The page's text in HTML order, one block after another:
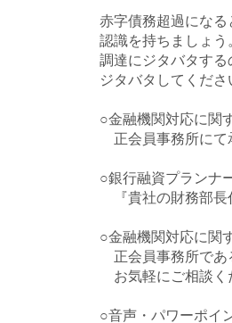
赤字債務超過になる
認識を持ちましょ
調達にジタバタする
ジタバタしてくださ
○金融機関対応に関
正会員事務所にて
○銀行融資プランナ
『貴社の財務部長
○金融機関対応に関
正会員事務所であ
お気軽にご相談く
○音声・パワーポイ